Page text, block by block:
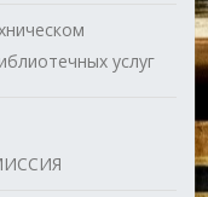
услуг